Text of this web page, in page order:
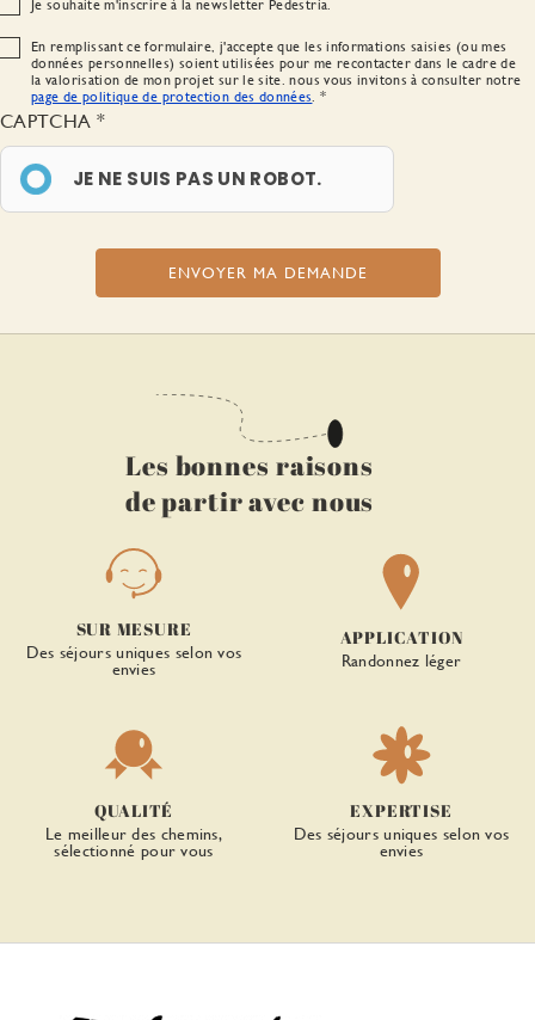
Je souhaite m'inscrire à la newsletter Pedestria.
En remplissant ce formulaire, j'accepte que les informations saisies (ou mes
données personnelles) soient utilisées pour me recontacter dans le cadre de
la valorisation de mon projet sur le site. nous vous invitons à consulter notre
page de politique de protection des données.
CAPTCHA
JE NE SUIS PAS UN ROBOT.
Les bonnes raisons
de partir avec nous
SUR MESURE
Des séjours uniques selon vos
envies
APPLICATION
Randonnez léger
QUALITÉ
Le meilleur des chemins,
sélectionné pour vous
EXPERTISE
Des séjours uniques selon vos
envies